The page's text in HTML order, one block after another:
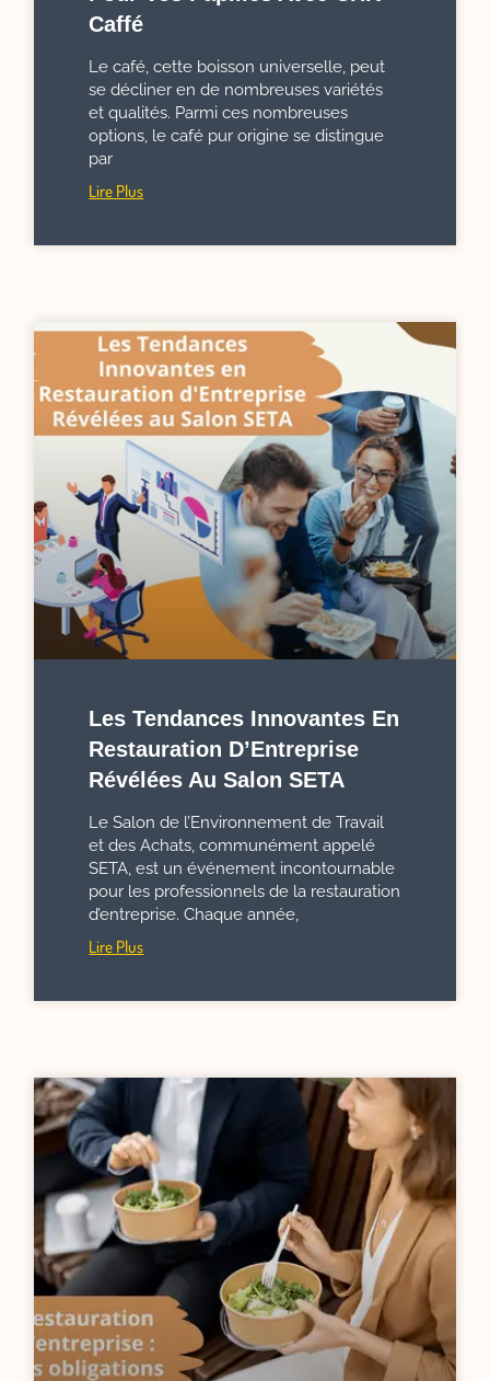
Caffé
Le café, cette boisson universelle, peut
se décliner en de nombreuses variétés
et qualités. Parmi ces nombreuses
options, le café pur origine se distingue
par
Lire Plus
Les Tendances Innovantes En
Restauration D’Entreprise
Révélées Au Salon SETA
Le Salon de l’Environnement de Travail
et des Achats, communément appelé
SETA, est un événement incontournable
pour les professionnels de la restauration
d’entreprise. Chaque année,
Lire Plus